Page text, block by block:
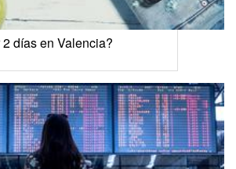
días en Valencia?